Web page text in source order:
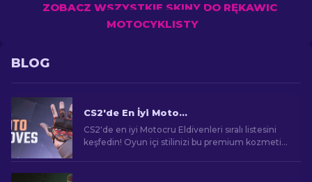
ZOBACZ WSZYSTKIE SKINY DO RĘKAWIC
MOTOCYKLISTY
BLOG
CS2'de En İyi Motorcu Eldivenleri: Sıralı Liste [2025]
CS2'de en iyi Motocru Eldivenleri sıralı listesini
keşfedin! Oyun içi stilinizi bu premium kozmetik